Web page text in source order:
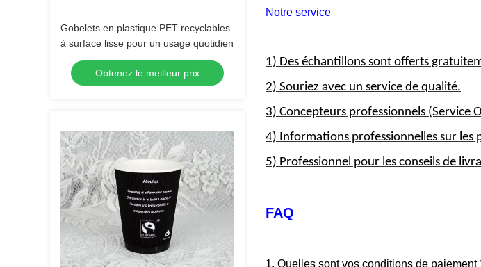
Gobelets en plastique PET recyclables
à surface lisse pour un usage quotidien
Obtenez le meilleur prix
Notre service
1) Des échantillons sont offerts
2) Souriez avec un service de qualité.
3) Concepteurs professionnels (Service
4) Informations professionnelles sur les
5) Professionnel pour les conseils de
FAQ
1. Quelles sont vos conditions de